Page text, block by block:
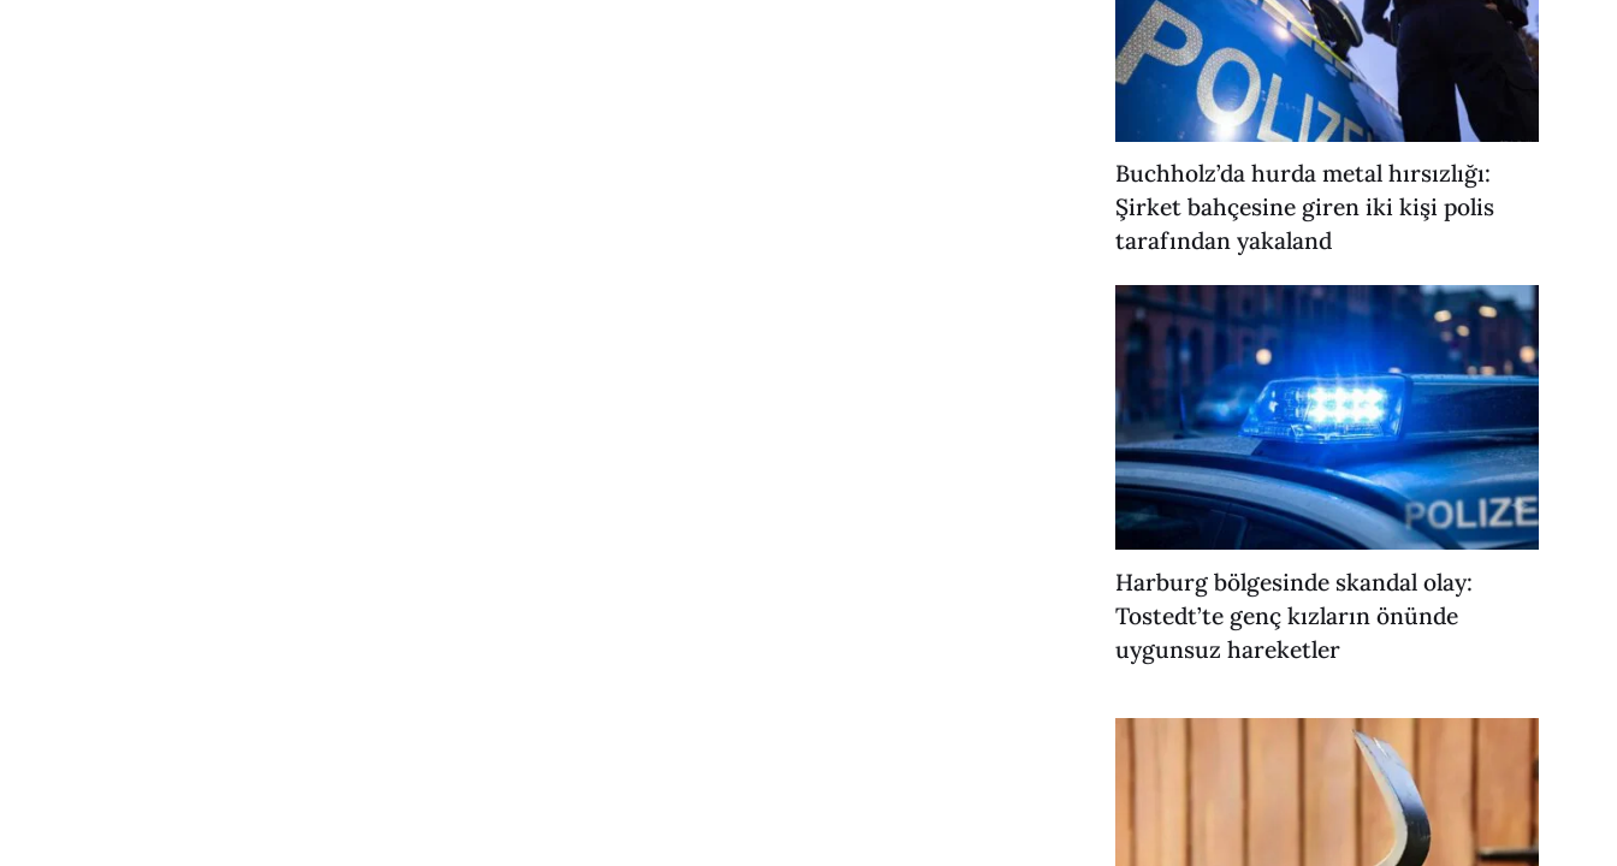
Buchholz’da hurda metal hırsızlığı:
Şirket bahçesine giren iki kişi polis
tarafından yakaland
Harburg bölgesinde skandal olay:
Tostedt’te genç kızların önünde
uygunsuz hareketler